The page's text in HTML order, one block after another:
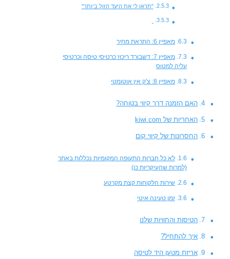
"תראו לי את היעד הזול ביותר"
מאפיין 6: התראת מחיר
מאפיין 7: דשבורד ריכוז כרטיסי טיסה וכרטיסי
עליה למטוס
מאפיין 8: צ'ק אין אוטומטי
האם הזמנה דרך קיווי בטוחה?
האחריות של kiwi.com
החסרונות של קיווי.קום
לא כל חברות התעופה המקומיות נכללות באתר
(למרות שהעיקריות כן)
שירות הלקוחות קצת מקרטע
זמן טעינה איטי
הטיסות והחוויות שלנו
איך להתחיל?
אריזת מטען היד לטיסה